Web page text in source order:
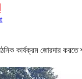
কার্যক্রম জোরদার করতে